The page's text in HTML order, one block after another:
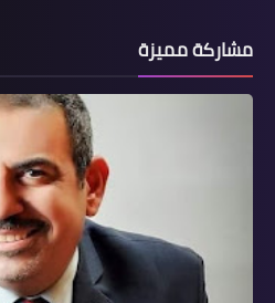
مشاركة مميزة